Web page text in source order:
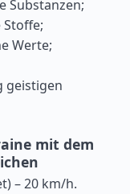
Substanzen;
Werte;
geistigen
mit dem
– 20 km/h.